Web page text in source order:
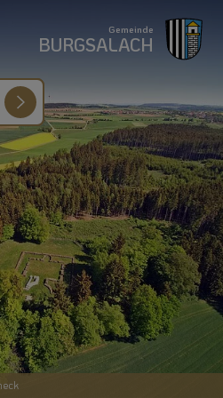
Gemeinde
BURGSALACH